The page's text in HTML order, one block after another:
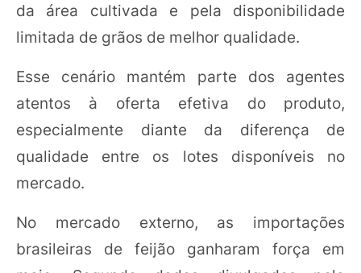
da área cultivada e pela disponibilidade
limitada de grãos de melhor qualidade.
Esse cenário mantém parte dos agentes
atentos à oferta efetiva do produto,
especialmente diante da diferença de
qualidade entre os lotes disponíveis no
mercado.
No mercado externo, as importações
brasileiras de feijão ganharam força em